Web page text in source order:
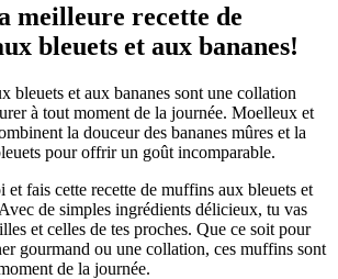
meilleure recette de
bleuets et aux bananes!
bleuets et aux bananes sont une collation
à tout moment de la journée. Moelleux et
la douceur des bananes mûres et la
pour offrir un goût incomparable.
et fais cette recette de muffins aux bleuets et
de simples ingrédients délicieux, tu vas
et celles de tes proches. Que ce soit pour
gourmand ou une collation, ces muffins sont
de la journée.